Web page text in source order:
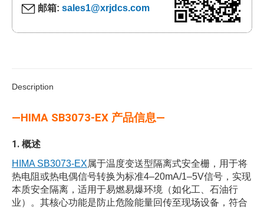
邮箱: sales1@xrjdcs.com
Description
—HIMA SB3073-EX 产品信息—
1. 概述
HIMA SB3073-EX属于温度变送型隔离式安全栅，用于将
热电阻或热电偶信号转换为标准4–20mA/1–5V信号，实现
本质安全隔离，适用于易燃易爆环境（如化工、石油行
业）。其核心功能是防止危险能量回传至现场设备，符合